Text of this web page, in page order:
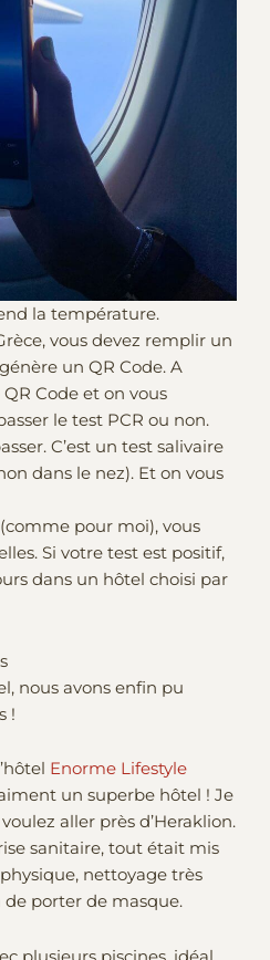
la température.
vous devez remplir un
un QR Code. A
Code et on vous
le test PCR ou non.
C’est un test salivaire
dans le nez). Et on vous
pour moi), vous
Si votre test est positif,
dans un hôtel choisi par
nous avons enfin pu
!
Enorme Lifestyle
un superbe hôtel ! Je
aller près d’Heraklion.
sanitaire, tout était mis
nettoyage très
de porter de masque.